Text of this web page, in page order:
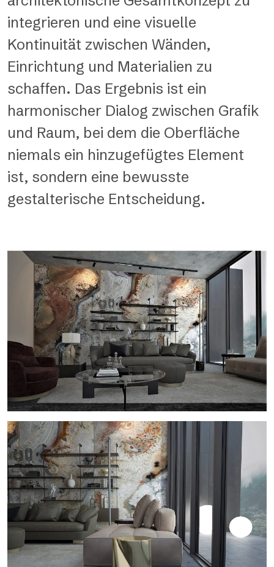
integrieren und eine visuelle
Kontinuität zwischen Wänden,
Einrichtung und Materialien zu
schaffen. Das Ergebnis ist ein
harmonischer Dialog zwischen Grafik
und Raum, bei dem die Oberfläche
niemals ein hinzugefügtes Element
ist, sondern eine bewusste
gestalterische Entscheidung.